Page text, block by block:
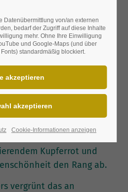
oder Goldrand-Segge,
dunkellaubige
mit extravaganter
Gartenstars.
in vollem Gange,
es nach Leibeskräften –
anzieht, ist
im Beet: Die sich
Triebe des Schaublatts
Kupferrot und
den Rang ab.
vergrünt das an
Datenübermittlung von/an externen
bedarf der Zugriff auf diese Inhalte
mehr. Ohne Ihre Einwilligung
und Google-Maps (und über
standardmäßig blockiert.
Cookie-Informationen anzeigen